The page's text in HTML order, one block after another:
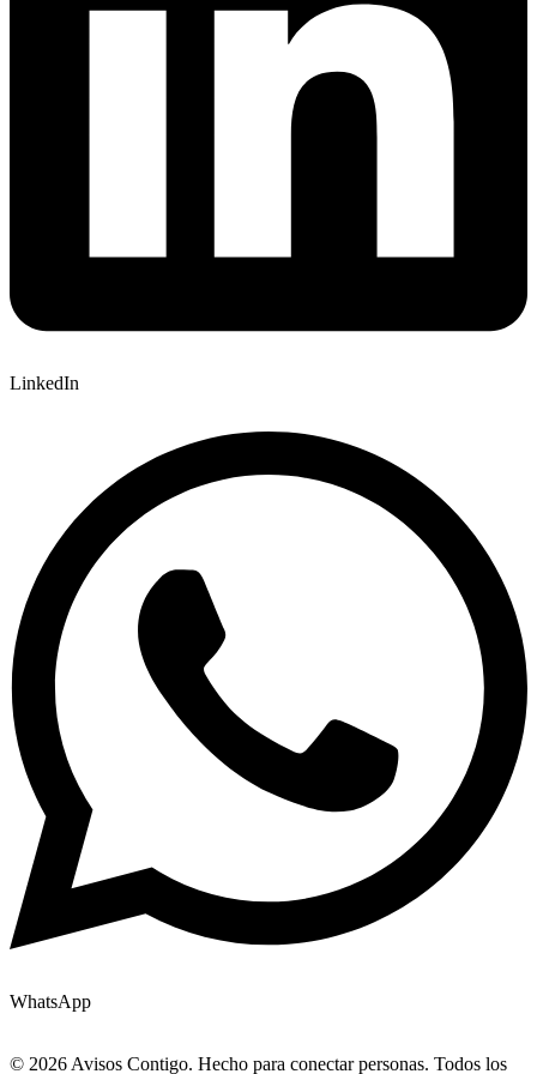
LinkedIn
WhatsApp
© 2026 Avisos Contigo. Hecho para conectar personas. Todos los